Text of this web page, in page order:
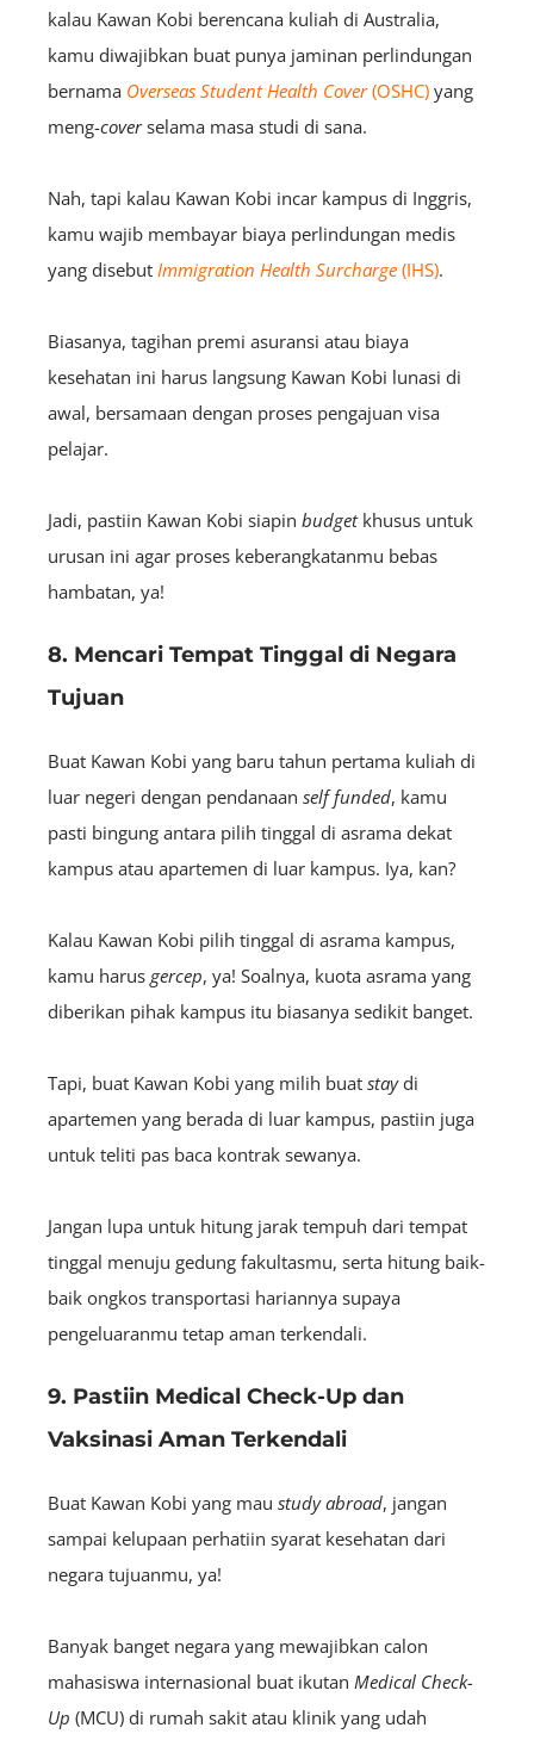
kalau Kawan Kobi berencana kuliah di Australia,
kamu diwajibkan buat punya jaminan perlindungan
bernama Overseas Student Health Cover(OSHC) yang
meng-coverselama masa studi di sana.
Nah, tapi kalau Kawan Kobi incar kampus di Inggris,
kamu wajib membayar biaya perlindungan medis
yang disebut Immigration Health Surcharge (IHS).
Biasanya, tagihan premi asuransi atau biaya
kesehatan ini harus langsung Kawan Kobi lunasi di
awal, bersamaan dengan proses pengajuan visa
pelajar.
Jadi, pastiin Kawan Kobi siapin budgetkhusus untuk
urusan ini agar proses keberangkatanmu bebas
hambatan, ya!
8. Mencari Tempat Tinggal di Negara
Tujuan
Buat Kawan Kobi yang baru tahun pertama kuliah di
luar negeri dengan pendanaan self funded, kamu
pasti bingung antara pilih tinggal di asrama dekat
kampus atau apartemen di luar kampus. Iya, kan?
Kalau Kawan Kobi pilih tinggal di asrama kampus,
kamu harus gercep, ya! Soalnya, kuota asrama yang
diberikan pihak kampus itu biasanya sedikit banget.
Tapi, buat Kawan Kobi yang milih buat staydi
apartemen yang berada di luar kampus, pastiin juga
untuk teliti pas baca kontrak sewanya.
Jangan lupa untuk hitung jarak tempuh dari tempat
tinggal menuju gedung fakultasmu, serta hitung baik-
baik ongkos transportasi hariannya supaya
pengeluaranmu tetap aman terkendali.
9. Pastiin Medical Check-Up dan
Vaksinasi Aman Terkendali
Buat Kawan Kobi yang mau study abroad, jangan
sampai kelupaan perhatiin syarat kesehatan dari
negara tujuanmu, ya!
Banyak banget negara yang mewajibkan calon
mahasiswa internasional buat ikutan Medical Check-
Up (MCU) di rumah sakit atau klinik yang udah